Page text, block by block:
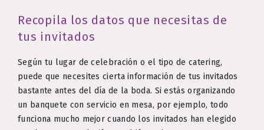
Recopila los datos que necesitas de
tus invitados
Según tu lugar de celebración o el tipo de catering,
puede que necesites cierta información de tus invitados
bastante antes del día de la boda. Si estás organizando
un banquete con servicio en mesa, por ejemplo, todo
funciona mucho mejor cuando los invitados han elegido